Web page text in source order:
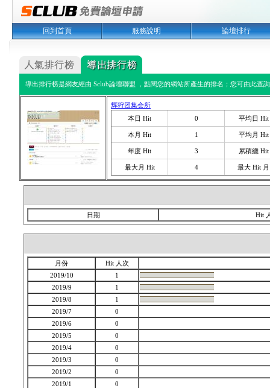
回到首頁 服務說明 論壇排行
導出排行榜是網友經由 Sclub論壇聯盟 ，點閱您的網站所產生的排名；您可由此查
辉狩团集会所
本日 Hit
0 平均日 Hit
本月 Hit 1 平均月 Hit
年度 Hit 3 累積總 Hit
最大月 Hit 4 最大 Hit 月
日期 Hit
月份
Hit 人次
2019/10
1
2019/9
1
2019/8
1
2019/7
0
2019/6
0
2019/5
0
2019/4
0
2019/3
0
2019/2
0
2019/1
0